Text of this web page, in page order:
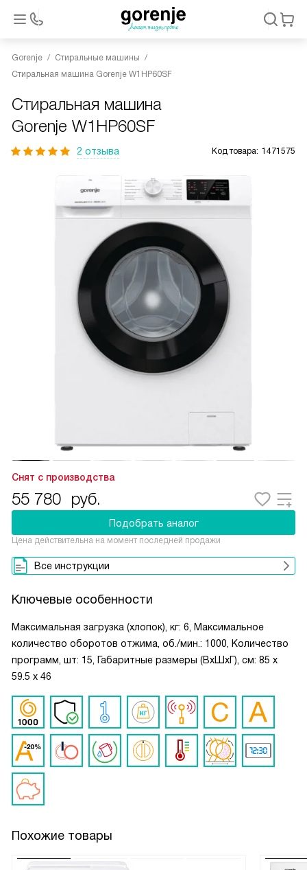
Gorenje
Стиральные машины
Стиральная машина Gorenje W1HP60SF
Стиральная машина
Gorenje W1HP60SF
2 отзыва Код товара: 1471575
Снят с производства
55 780 руб.
Подобрать аналог
Цена действительна на момент последней продажи
Все инструкции
Ключевые особенности
Максимальная загрузка (хлопок), кг: 6, Максимальное
количество оборотов отжима, об./мин.: 1000, Количество
программ, шт: 15, Габаритные размеры (ВxШxГ), см: 85 х
59.5 х 46
Похожие товары